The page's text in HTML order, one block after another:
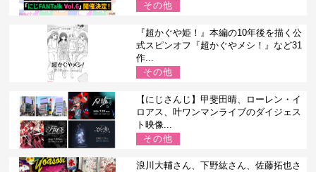
その他
『超かぐや姫！』本編の10年後を描く公
式スピンオフ『超かぐやメシ！』など31
作...
その他
【にじさんじ】甲斐田晴、ローレン・イ
ロアス、叶ワンマンライブのダイジェス
ト映像...
その他
浪川大輔さん、下野紘さん、佐藤拓也さ